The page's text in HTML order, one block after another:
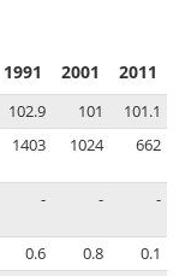
1991 2001 2011
102.9 101
101.1
1403 1024 662
- - -
0.6 0.8
0.1